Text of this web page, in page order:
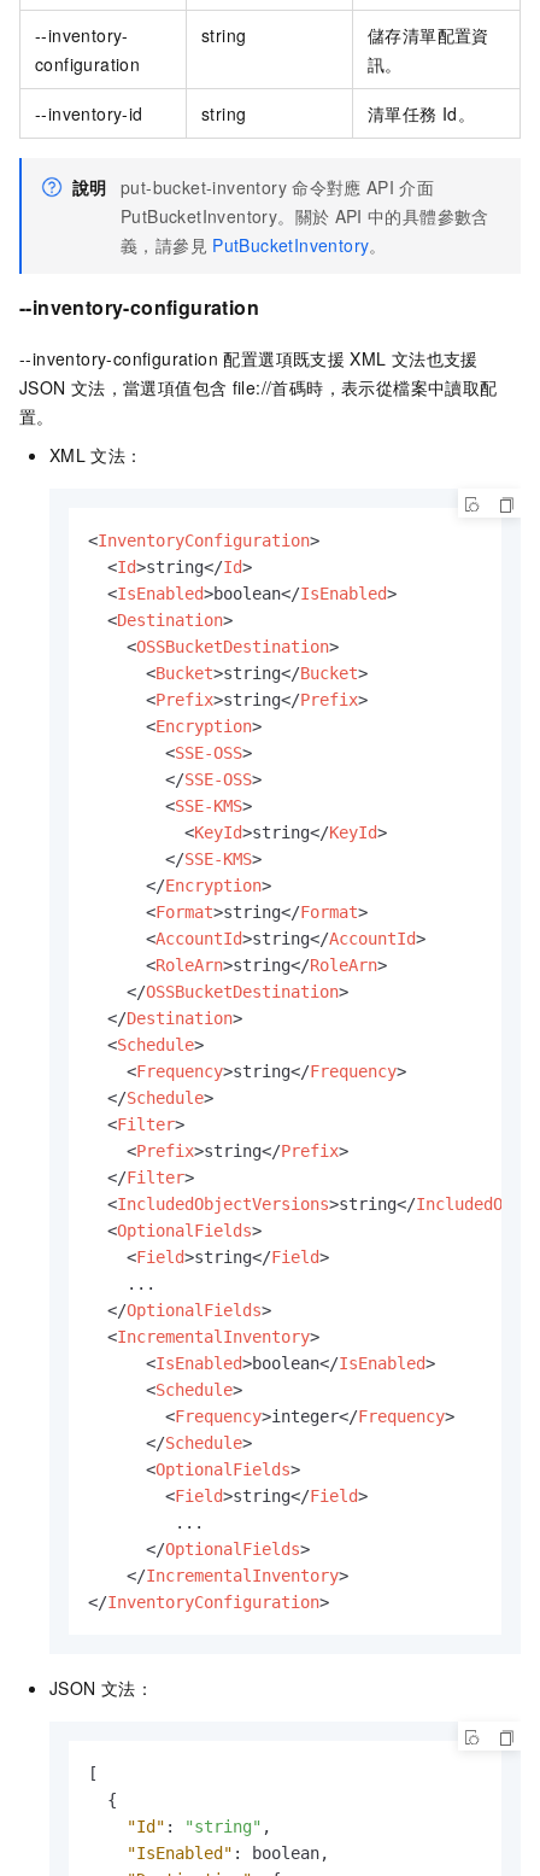
--inventory-
configuration
string
儲存清單配置資
訊。
--inventory-id string 清單任務 Id。
說明 put-bucket-inventory 命令對應 API 介面
PutBucketInventory。關於 API 中的具體參數含
義，請參見 PutBucketInventory。
--inventory-configuration
--inventory-configuration 配置選項既支援 XML 文法也支援
JSON 文法，當選項值包含 file://首碼時，表示從檔案中讀取配
置。
XML 文法：
<InventoryConfiguration>
<Id>string</Id>
<IsEnabled>boolean</IsEnabled>
<Destination>
<OSSBucketDestination>
<Bucket>string</Bucket>
<Prefix>string</Prefix>
<Encryption>
<SSE-OSS>
</SSE-OSS>
<SSE-KMS>
<KeyId>string</KeyId>
</SSE-KMS>
</Encryption>
<Format>string</Format>
<AccountId>string</AccountId>
<RoleArn>string</RoleArn>
</OSSBucketDestination>
</Destination>
<Schedule>
<Frequency>string</Frequency>
</Schedule>
<Filter>
<Prefix>string</Prefix>
</Filter>
<IncludedObjectVersions>string</
<OptionalFields>
<Field>string</Field>
    ...
</OptionalFields>
<IncrementalInventory>
<IsEnabled>boolean</IsEnabled>
<Schedule>
<Frequency>integer</Frequency>
</Schedule>
<OptionalFields>
<Field>string</Field>
         ...
</OptionalFields>
</IncrementalInventory>
</InventoryConfiguration>
JSON 文法：
[
{
"Id" : "string" ,
"IsEnabled" : boolean,